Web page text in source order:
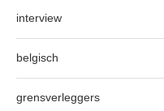
interview
belgisch
grensverleggers